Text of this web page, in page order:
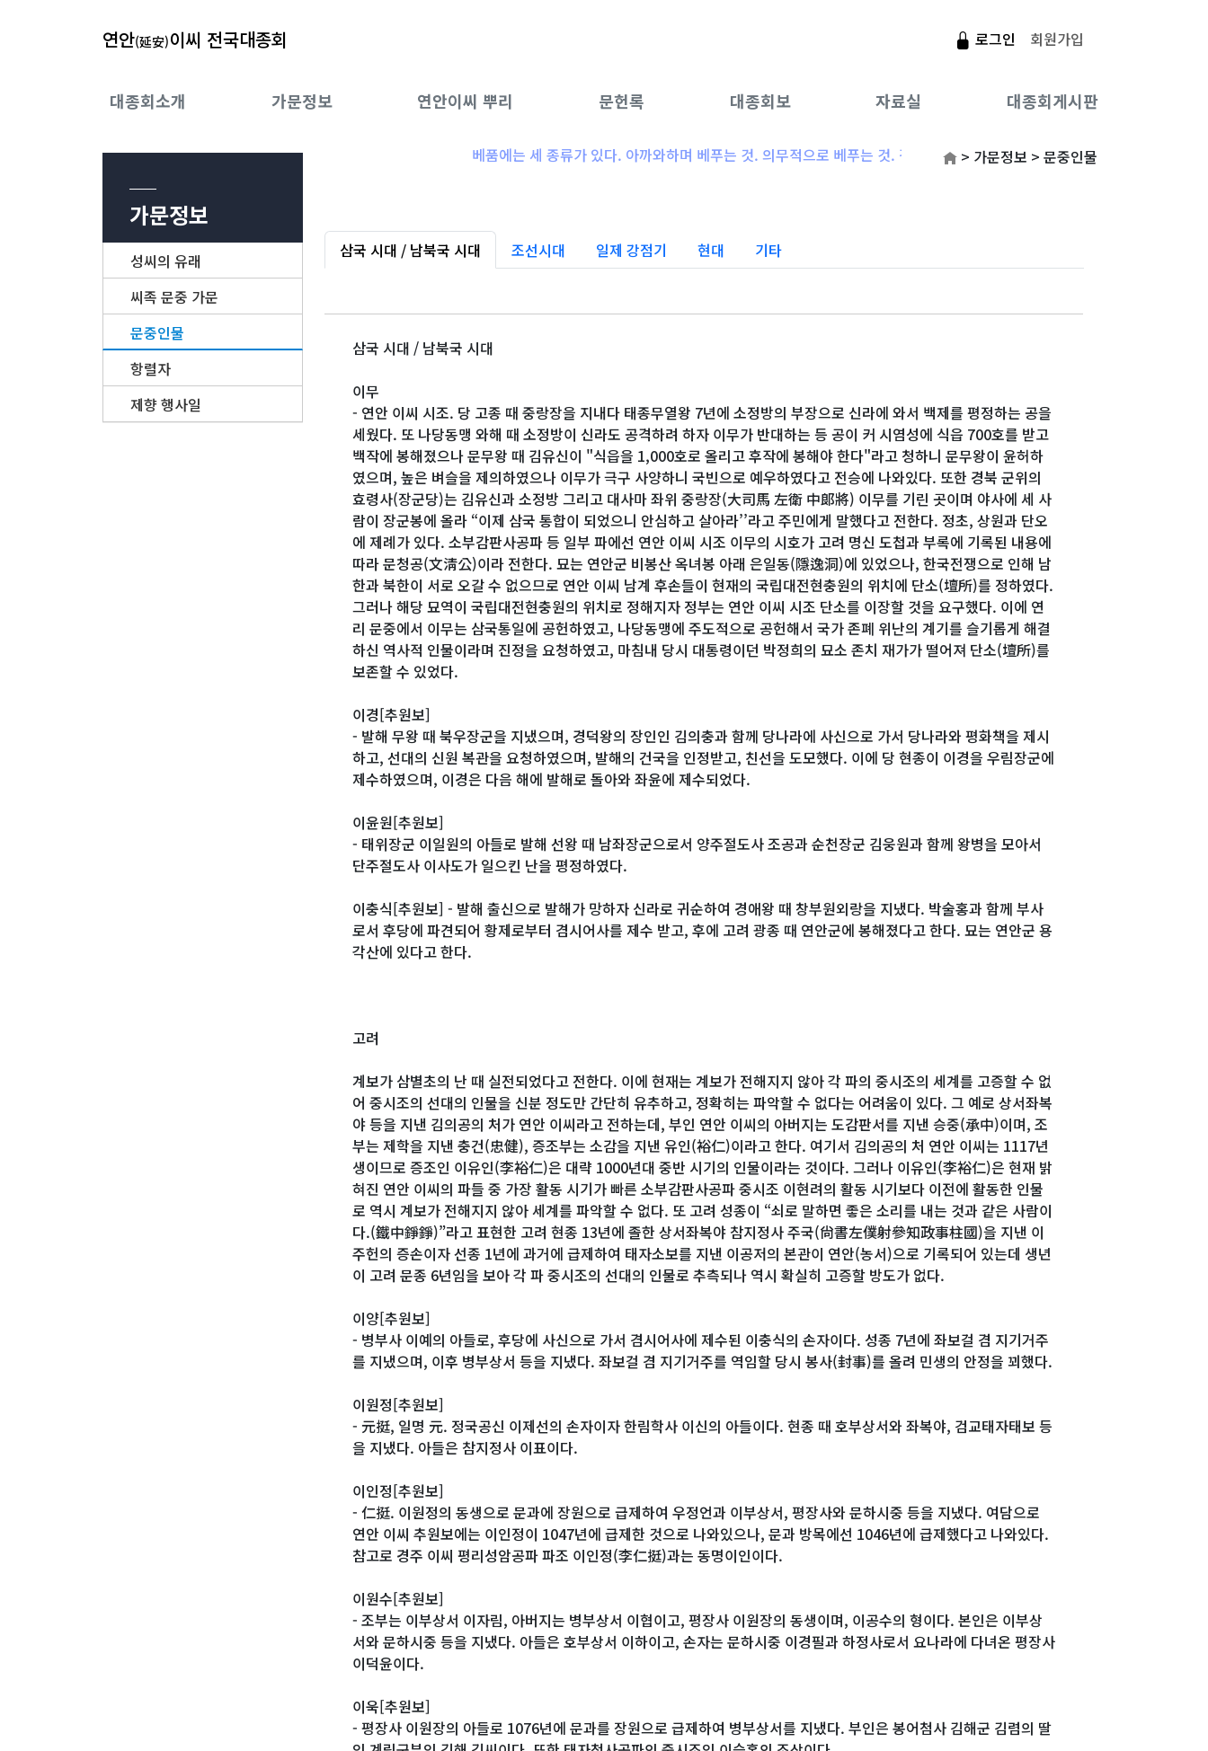
연안(延安)이씨 전국대종회 로그인 회원가입
대종회소개
인사말
연혁
연락처
가문정보
성씨의 유래
항렬자
제향 행사일
연안이씨 뿌리
연안이씨 뿌리
문헌록
문헌
대종회보
대종회보
자료실
제사절차 기준
사진자료실
대종회게시판
공지사항
종친/계파
종친사진첩
가문정보
성씨의 유래
씨족 문중 가문
문중인물
항렬자
제향 행사일
베품에는 세 종류가 있다. 아까와하며 베푸는 것. 의무적으로 베푸는 것. 감사함으로 베푸는 것이다.> 가문정보 > 문중인물
삼국 시대 / 남북국 시대 조선시대 일제 강점기 현대 기타
삼국 시대 / 남북국 시대
이무
- 연안 이씨 시조. 당 고종 때 중랑장을 지내다 태종무열왕 7년에 소정방의 부장으로 신라에 와서 백제를 평정하는 공을
세웠다. 또 나당동맹 와해 때 소정방이 신라도 공격하려 하자 이무가 반대하는 등 공이 커 시염성에 식읍 700호를 받고
백작에 봉해졌으나 문무왕 때 김유신이 "식읍을 1,000호로 올리고 후작에 봉해야 한다"라고 청하니 문무왕이 윤허하
였으며, 높은 벼슬을 제의하였으나 이무가 극구 사양하니 국빈으로 예우하였다고 전승에 나와있다. 또한 경북 군위의
효령사(장군당)는 김유신과 소정방 그리고 대사마 좌위 중랑장(大司馬 左衛 中郞將) 이무를 기린 곳이며 야사에 세 사
람이 장군봉에 올라 “이제 삼국 통합이 되었으니 안심하고 살아라’’라고 주민에게 말했다고 전한다. 정초, 상원과 단오
에 제례가 있다. 소부감판사공파 등 일부 파에선 연안 이씨 시조 이무의 시호가 고려 명신 도첩과 부록에 기록된 내용에
따라 문청공(文淸公)이라 전한다. 묘는 연안군 비봉산 옥녀봉 아래 은일동(隱逸洞)에 있었으나, 한국전쟁으로 인해 남
한과 북한이 서로 오갈 수 없으므로 연안 이씨 남계 후손들이 현재의 국립대전현충원의 위치에 단소(壇所)를 정하였다.
그러나 해당 묘역이 국립대전현충원의 위치로 정해지자 정부는 연안 이씨 시조 단소를 이장할 것을 요구했다. 이에 연
리 문중에서 이무는 삼국통일에 공헌하였고, 나당동맹에 주도적으로 공헌해서 국가 존폐 위난의 계기를 슬기롭게 해결
하신 역사적 인물이라며 진정을 요청하였고, 마침내 당시 대통령이던 박정희의 묘소 존치 재가가 떨어져 단소(壇所)를
보존할 수 있었다.
이경[추원보]
- 발해 무왕 때 북우장군을 지냈으며, 경덕왕의 장인인 김의충과 함께 당나라에 사신으로 가서 당나라와 평화책을 제시
하고, 선대의 신원 복관을 요청하였으며, 발해의 건국을 인정받고, 친선을 도모했다. 이에 당 현종이 이경을 우림장군에
제수하였으며, 이경은 다음 해에 발해로 돌아와 좌윤에 제수되었다.
이윤원[추원보]
- 태위장군 이일원의 아들로 발해 선왕 때 남좌장군으로서 양주절도사 조공과 순천장군 김웅원과 함께 왕병을 모아서
단주절도사 이사도가 일으킨 난을 평정하였다.
이충식[추원보] - 발해 출신으로 발해가 망하자 신라로 귀순하여 경애왕 때 창부원외랑을 지냈다. 박술홍과 함께 부사
로서 후당에 파견되어 황제로부터 겸시어사를 제수 받고, 후에 고려 광종 때 연안군에 봉해졌다고 한다. 묘는 연안군 용
각산에 있다고 한다.
고려
계보가 삼별초의 난 때 실전되었다고 전한다. 이에 현재는 계보가 전해지지 않아 각 파의 중시조의 세계를 고증할 수 없
어 중시조의 선대의 인물을 신분 정도만 간단히 유추하고, 정확히는 파악할 수 없다는 어려움이 있다. 그 예로 상서좌복
야 등을 지낸 김의공의 처가 연안 이씨라고 전하는데, 부인 연안 이씨의 아버지는 도감판서를 지낸 승중(承中)이며, 조
부는 제학을 지낸 충건(忠健), 증조부는 소감을 지낸 유인(裕仁)이라고 한다. 여기서 김의공의 처 연안 이씨는 1117년
생이므로 증조인 이유인(李裕仁)은 대략 1000년대 중반 시기의 인물이라는 것이다. 그러나 이유인(李裕仁)은 현재 밝
혀진 연안 이씨의 파들 중 가장 활동 시기가 빠른 소부감판사공파 중시조 이현려의 활동 시기보다 이전에 활동한 인물
로 역시 계보가 전해지지 않아 세계를 파악할 수 없다. 또 고려 성종이 “쇠로 말하면 좋은 소리를 내는 것과 같은 사람이
다.(鐵中錚錚)”라고 표현한 고려 현종 13년에 졸한 상서좌복야 참지정사 주국(尙書左僕射參知政事柱國)을 지낸 이
주헌의 증손이자 선종 1년에 과거에 급제하여 태자소보를 지낸 이공저의 본관이 연안(농서)으로 기록되어 있는데 생년
이 고려 문종 6년임을 보아 각 파 중시조의 선대의 인물로 추측되나 역시 확실히 고증할 방도가 없다.
이양[추원보]
- 병부사 이예의 아들로, 후당에 사신으로 가서 겸시어사에 제수된 이충식의 손자이다. 성종 7년에 좌보걸 겸 지기거주
를 지냈으며, 이후 병부상서 등을 지냈다. 좌보걸 겸 지기거주를 역임할 당시 봉사(封事)를 올려 민생의 안정을 꾀했다.
이원정[추원보]
- 元挺, 일명 元. 정국공신 이제선의 손자이자 한림학사 이신의 아들이다. 현종 때 호부상서와 좌복야, 검교태자태보 등
을 지냈다. 아들은 참지정사 이표이다.
이인정[추원보]
- 仁挺. 이원정의 동생으로 문과에 장원으로 급제하여 우정언과 이부상서, 평장사와 문하시중 등을 지냈다. 여담으로
연안 이씨 추원보에는 이인정이 1047년에 급제한 것으로 나와있으나, 문과 방목에선 1046년에 급제했다고 나와있다.
참고로 경주 이씨 평리성암공파 파조 이인정(李仁挺)과는 동명이인이다.
이원수[추원보]
- 조부는 이부상서 이자림, 아버지는 병부상서 이협이고, 평장사 이원장의 동생이며, 이공수의 형이다. 본인은 이부상
서와 문하시중 등을 지냈다. 아들은 호부상서 이하이고, 손자는 문하시중 이경필과 하정사로서 요나라에 다녀온 평장사
이덕윤이다.
이욱[추원보]
- 평장사 이원장의 아들로 1076년에 문과를 장원으로 급제하여 병부상서를 지냈다. 부인은 봉어첨사 김해군 김렴의 딸